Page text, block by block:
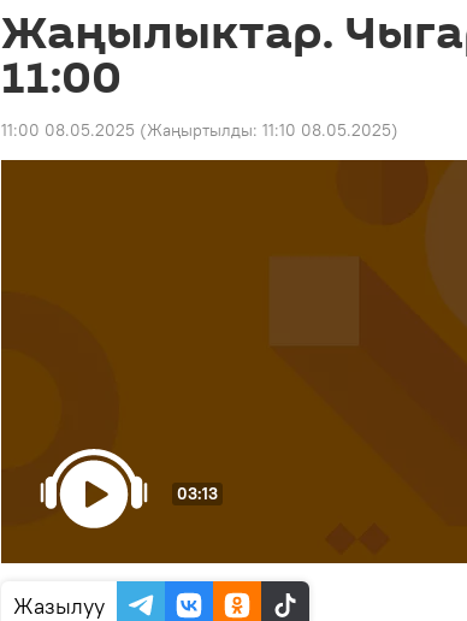
Жаңылыктар.
11:00
11:00 08.05.2025 (Жаңыртылды: 11:10 08.05.2025)
03:13
Жазылуу